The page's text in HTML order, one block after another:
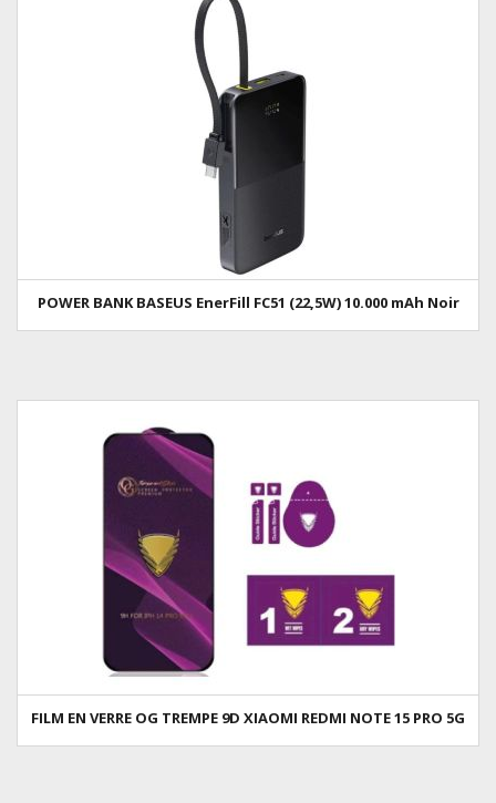
POWER BANK BASEUS EnerFill FC51 (22,5W) 10.000 mAh Noir
FILM EN VERRE OG TREMPE 9D XIAOMI REDMI NOTE 15 PRO 5G